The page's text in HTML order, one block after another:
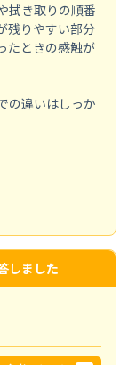
拭き取りの順番
残りやすい部分
たときの感触が
の違いはしっか
しました